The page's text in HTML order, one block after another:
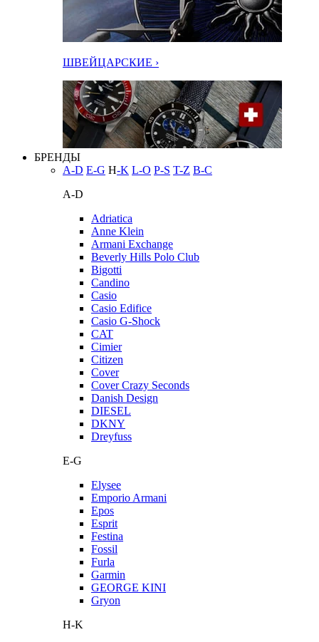
ШВЕЙЦАРСКИЕ ›
БРЕНДЫ
A-D E-G H-K L-O P-S T-Z В-С
A-D
Adriatica
Anne Klein
Armani Exchange
Beverly Hills Polo Club
Bigotti
Candino
Casio
Casio Edifice
Casio G-Shock
CAT
Cimier
Citizen
Cover
Cover Crazy Seconds
Danish Design
DIESEL
DKNY
Dreyfuss
E-G
Elysee
Emporio Armani
Epos
Esprit
Festina
Fossil
Furla
Garmin
GEORGE KINI
Gryon
H-K